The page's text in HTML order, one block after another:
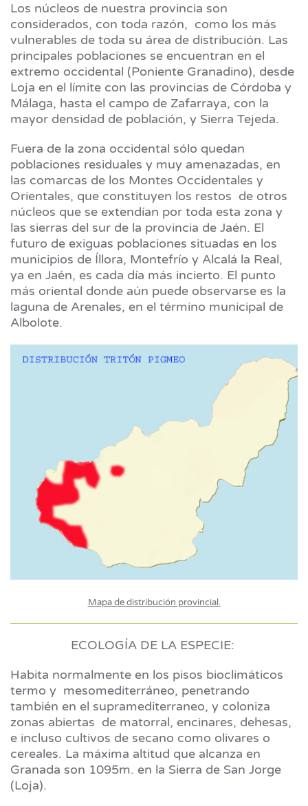
Los núcleos de nuestra provincia son
considerados, con toda razón, como los más
vulnerables de toda su área de distribución. Las
principales poblaciones se encuentran en el
extremo occidental (Poniente Granadino), desde
Loja en el límite con las provincias de Córdoba y
Málaga, hasta el campo de Zafarraya, con la
mayor densidad de población, y Sierra Tejeda.
Fuera de la zona occidental sólo quedan
poblaciones residuales y muy amenazadas, en
las comarcas de los Montes Occidentales y
Orientales, que constituyen los restos de otros
núcleos que se extendían por toda esta zona y
las sierras del sur de la provincia de Jaén. El
futuro de exiguas poblaciones situadas en los
municipios de Íllora, Montefrío y Alcalá la Real,
ya en Jaén, es cada día más incierto. El punto
más oriental donde aún puede observarse es la
laguna de Arenales, en el término municipal de
Albolote.
Mapa de distribución provincial.
ECOLOGÍA DE LA ESPECIE:
Habita normalmente en los pisos bioclimáticos
termo y mesomediterráneo, penetrando
también en el supramediterraneo, y coloniza
zonas abiertas de matorral, encinares, dehesas,
e incluso cultivos de secano como olivares o
cereales. La máxima altitud que alcanza en
Granada son 1095m. en la Sierra de San Jorge
(Loja).